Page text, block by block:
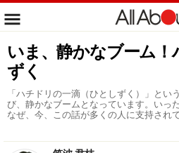
いま、静かなブーム
ずく
「ハチドリの一滴（ひとしずく）」とい
び、静かなブームとなっています。いっ
なぜ、今、この話が多くの人に支持され